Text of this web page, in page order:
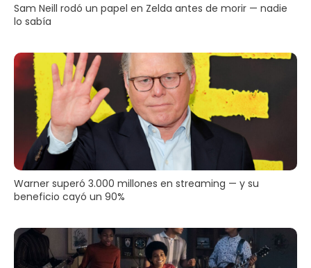
Sam Neill rodó un papel en Zelda antes de morir — nadie
lo sabía
Warner superó 3.000 millones en streaming — y su
beneficio cayó un 90%